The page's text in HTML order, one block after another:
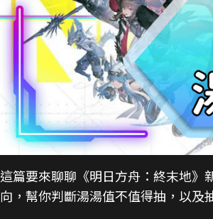
這篇要來聊聊《明日方舟：終末地
向，幫你判斷湯湯值不值得抽，以及